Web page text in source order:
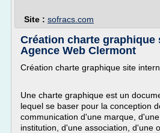
Site : sofracs.com
Création charte graphique
Agence Web Clermont
Création charte graphique site
Une charte graphique est un
lequel se baser pour la conception
communication d'une marque,
institution, d'une association, d'une